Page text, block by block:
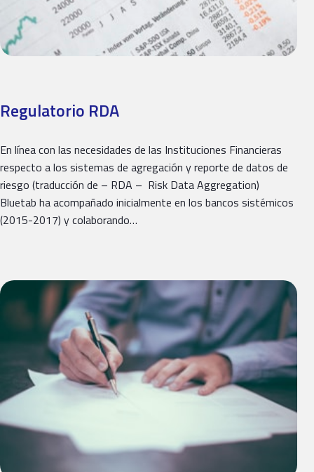
Regulatorio RDA
En línea con las necesidades de las Instituciones Financieras
respecto a los sistemas de agregación y reporte de datos de
riesgo (traducción de – RDA – Risk Data Aggregation)
Bluetab ha acompañado inicialmente en los bancos sistémicos
(2015-2017) y colaborando…